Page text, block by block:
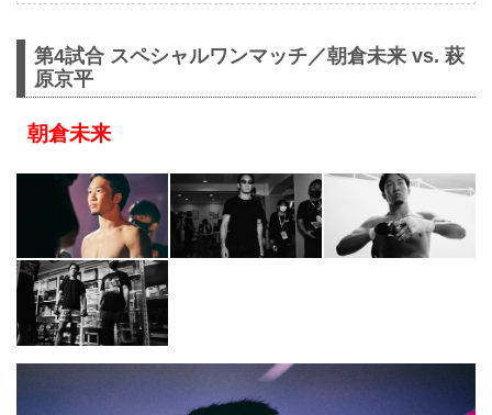
第4試合 スペシャルワンマッチ／朝倉未来 vs. 萩
原京平
朝倉未来